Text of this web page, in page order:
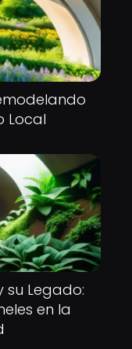
Local
su Legado:
en la